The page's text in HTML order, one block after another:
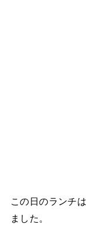
この日のランチ
ました。